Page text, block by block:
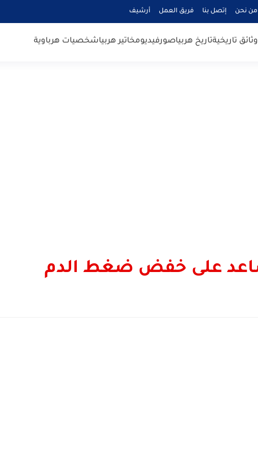
من نحن إتصل بنا فريق العمل أرشيف
وثائق تاريخيةتاريخ هربياصورفيديومخاتير هربياشخصيات هرباوية